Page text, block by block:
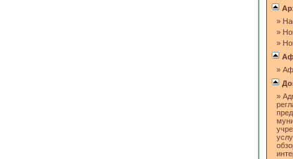
»
»
»
»
»